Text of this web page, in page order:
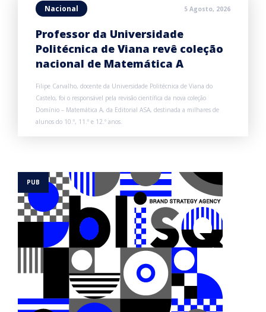
Nacional 5 Agosto, 2026
Professor da Universidade
Politécnica de Viana revê coleção
nacional de Matemática A
Filipe Carvalho, docente da Universidade Politécnica de Viana do
Castelo, foi o responsável pela revisão científica da nova coleção
Domínio – Matemática A, da Editorial ASA, destinada a milhares de
alunos do 10.º, 11.º e 12.º anos.